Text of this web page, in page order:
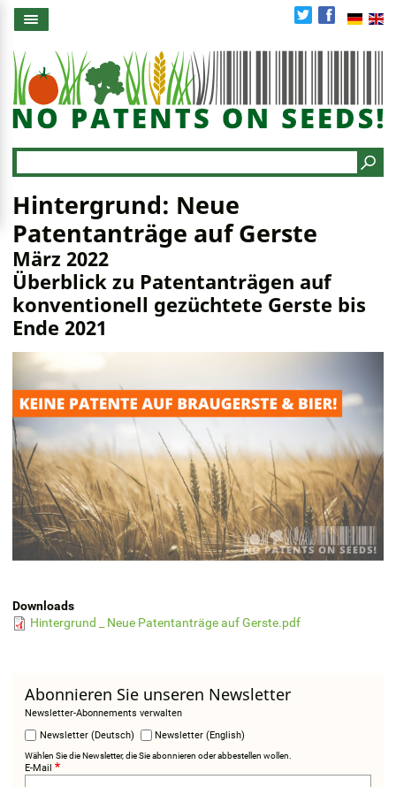
Direkt
Hintergrund: Neue
Patentanträge auf Gerste
März 2022
Überblick zu Patentanträgen auf
konventionell gezüchtete Gerste bis
Ende 2021
Downloads
Hintergrund _ Neue Patentanträge auf Gerste.pdf
Abonnieren Sie unseren Newsletter
Newsletter-Abonnements verwalten
Newsletter (Deutsch)
Newsletter (English)
Wählen Sie die Newsletter, die Sie abonnieren oder abbestellen wollen.
E-Mail